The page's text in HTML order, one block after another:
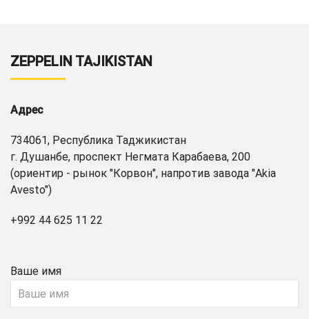
ZEPPELIN TAJIKISTAN
Адрес
734061, Республика Таджикистан
г. Душанбе, проспект Негмата Карабаева, 200
(ориентир - рынок "Корвон", напротив завода "Akia
Avesto")
+992 44 625 11 22
Ваше имя